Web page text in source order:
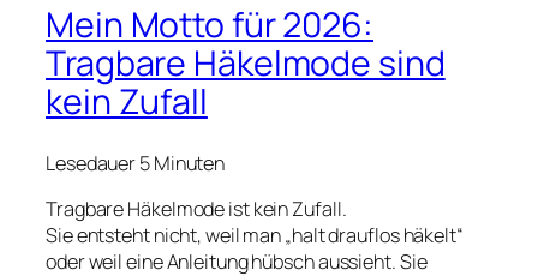
Mein Motto für 2026:
Tragbare Häkelmode sind
kein Zufall
Lesedauer5Minuten
Tragbare Häkelmode ist kein Zufall.
Sie entsteht nicht, weil man „halt drauflos häkelt“
oder weil eine Anleitung hübsch aussieht. Sie